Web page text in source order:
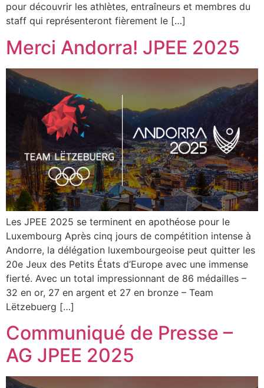
pour découvrir les athlètes, entraîneurs et membres du
staff qui représenteront fièrement le […]
Merci Andorra! JPEE 2025
Les JPEE 2025 se terminent en apothéose pour le
Luxembourg Après cinq jours de compétition intense à
Andorre, la délégation luxembourgeoise peut quitter les
20e Jeux des Petits États d’Europe avec une immense
fierté. Avec un total impressionnant de 86 médailles –
32 en or, 27 en argent et 27 en bronze – Team
Lëtzebuerg […]
Communiqué de Presse –
AG JPEE 2025